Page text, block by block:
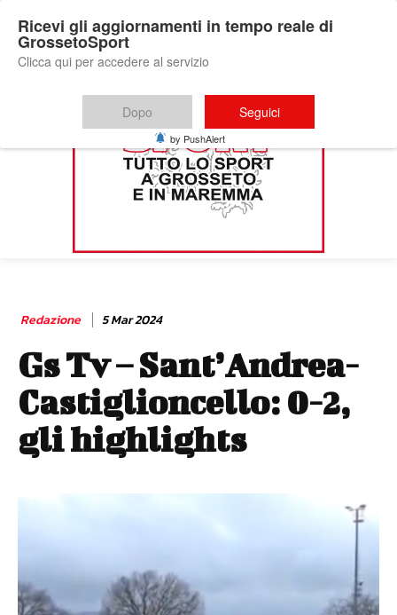
Redazione 5 Mar 2024
Gs Tv – Sant’Andrea-
Castiglioncello: 0-2,
gli highlights
Ricevi gli aggiornamenti in tempo reale di
GrossetoSport
Clicca qui per accedere al servizio
Dopo Seguici
by PushAlert